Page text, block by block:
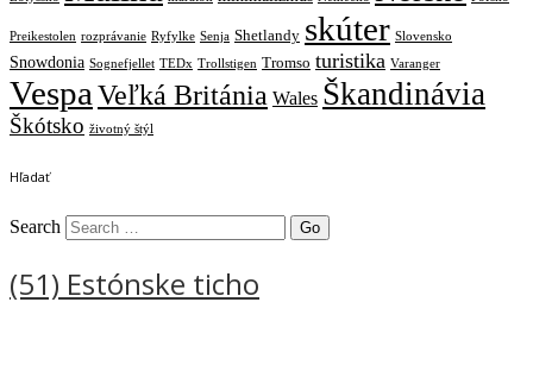
Preikestolen rozprávanie Ryfylke Senja Shetlandy skúter Slovensko
Snowdonia Sognefjellet TEDx Trollstigen Tromso turistika Varanger
Vespa Veľká Británia Wales Škandinávia
Škótsko životný štýl
Hľadať
Search
(51) Estónske ticho